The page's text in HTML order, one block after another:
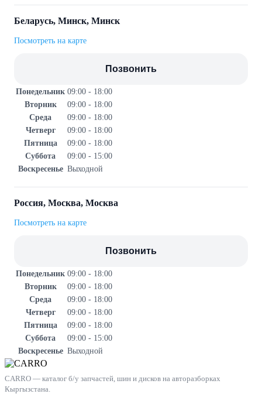
Беларусь, Минск, Минск
Посмотреть на карте
Позвонить
Понедельник 09:00 - 18:00
Вторник
09:00 - 18:00
Среда
09:00 - 18:00
Четверг
09:00 - 18:00
Пятница
09:00 - 18:00
Суббота
09:00 - 15:00
Воскресенье Выходной
Россия, Москва, Москва
Посмотреть на карте
Позвонить
Понедельник 09:00 - 18:00
Вторник
09:00 - 18:00
Среда
09:00 - 18:00
Четверг
09:00 - 18:00
Пятница
09:00 - 18:00
Суббота
09:00 - 15:00
Воскресенье Выходной
CARRO — каталог б/у запчастей, шин и дисков на авторазборках
Кыргызстана.